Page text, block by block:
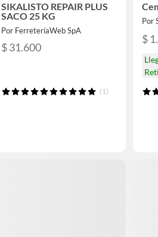
SIKALISTO REPAIR PLUS
SACO 25 KG
Por FerreteríaWeb SpA
$ 31.600
(1)
Por
$